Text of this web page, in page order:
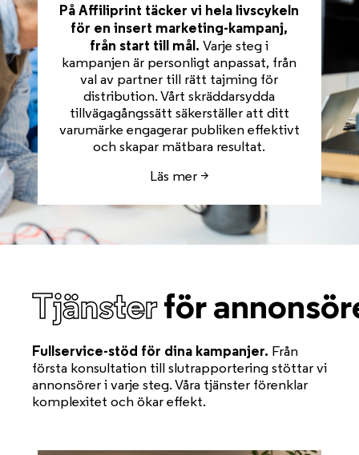
På Affiliprint täcker vi hela livscykeln
för en insert marketing-kampanj,
från start till mål.Varje steg i
kampanjen är personligt anpassat, från
val av partner till rätt tajming för
distribution. Vårt skräddarsydda
tillvägagångssätt säkerställer att ditt
varumärke engagerar publiken effektivt
och skapar mätbara resultat.
Läs mer >
Tjänsterför
Fullservice-stöd för dina kampanjer. Från
första konsultation till slutrapportering stöttar vi
annonsörer i varje steg. Våra tjänster förenklar
komplexitet och ökar effekt.